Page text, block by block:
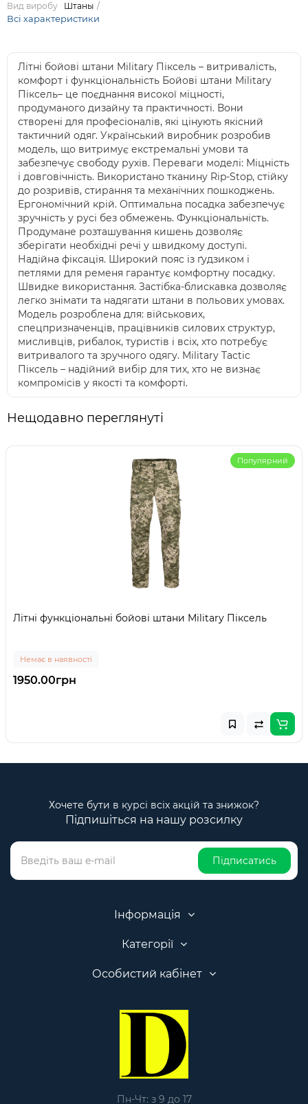
Вид виробу Штаны
Всі характеристики
Літні бойові штани Military Піксель – витривалість,
комфорт і функціональність Бойові штани Military
Піксель– це поєднання високої міцності,
продуманого дизайну та практичності. Вони
створені для професіоналів, які цінують якісний
тактичний одяг. Український виробник розробив
модель, що витримує екстремальні умови та
забезпечує свободу рухів. Переваги моделі: Міцність
і довговічність. Використано тканину Rip-Stop, стійку
до розривів, стирання та механічних пошкоджень.
Ергономічний крій. Оптимальна посадка забезпечує
зручність у русі без обмежень. Функціональність.
Продумане розташування кишень дозволяє
зберігати необхідні речі у швидкому доступі.
Надійна фіксація. Широкий пояс із ґудзиком і
петлями для ременя гарантує комфортну посадку.
Швидке використання. Застібка-блискавка дозволяє
легко знімати та надягати штани в польових умовах.
Модель розроблена для: військових,
спецпризначенців, працівників силових структур,
мисливців, рибалок, туристів і всіх, хто потребує
витривалого та зручного одягу. Military Tactic
Піксель – надійний вибір для тих, хто не визнає
компромісів у якості та комфорті.
Нещодавно переглянуті
Популярний
Літні функціональні бойові штани Military Піксель
Немає в наявності
1950.00грн
Хочете бути в курсі всіх акцій та знижок?
Підпишіться на нашу розсилку
Підписатись
Інформація
Категорії
Особистий кабінет
Пн-Чт: з 9 до 17